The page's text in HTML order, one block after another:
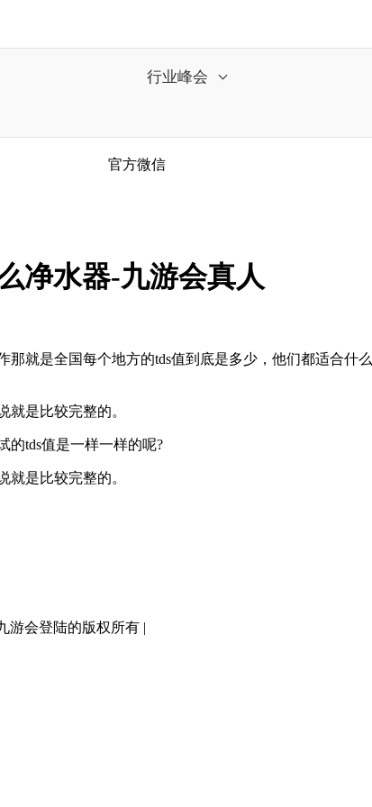
行业峰会
官方微信
净水器-九游会真人
就是全国每个地方的tds值到底是多少，他们都适合什么
是比较完整的。
tds值是一样一样的呢?
是比较完整的。
游会登陆的版权所有 |